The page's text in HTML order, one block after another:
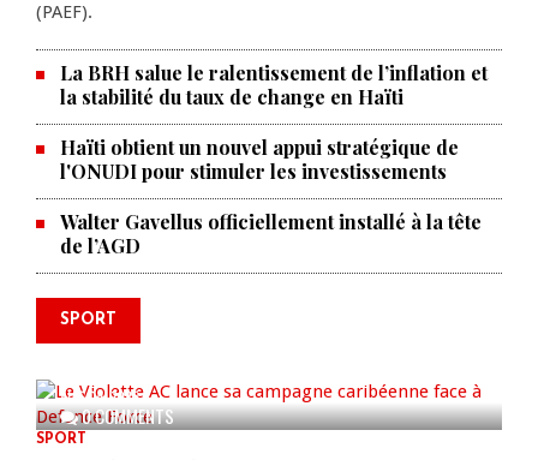
(PAEF).
La BRH salue le ralentissement de l’inflation et
la stabilité du taux de change en Haïti
Haïti obtient un nouvel appui stratégique de
l'ONUDI pour stimuler les investissements
Walter Gavellus officiellement installé à la tête
de l’AGD
SPORT
0 COMMENTS
Le Violette AC lance sa campagne
AUG 04, 2026
SPORT